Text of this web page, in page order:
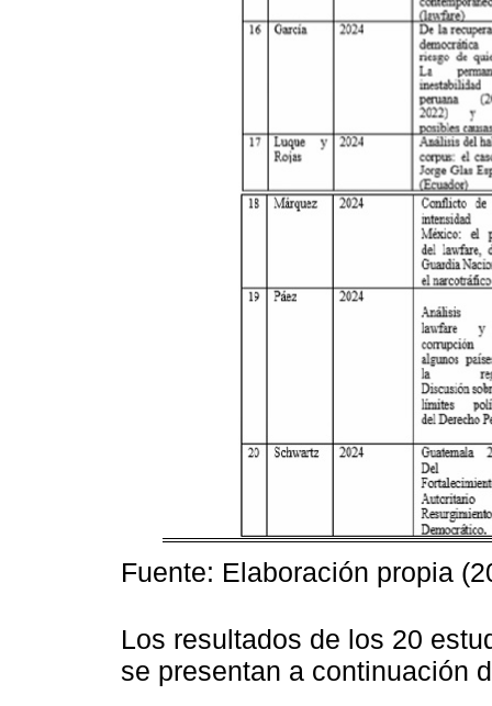
Fuente: Elaboración propia
Los resultados de los 20
se presentan a continuación